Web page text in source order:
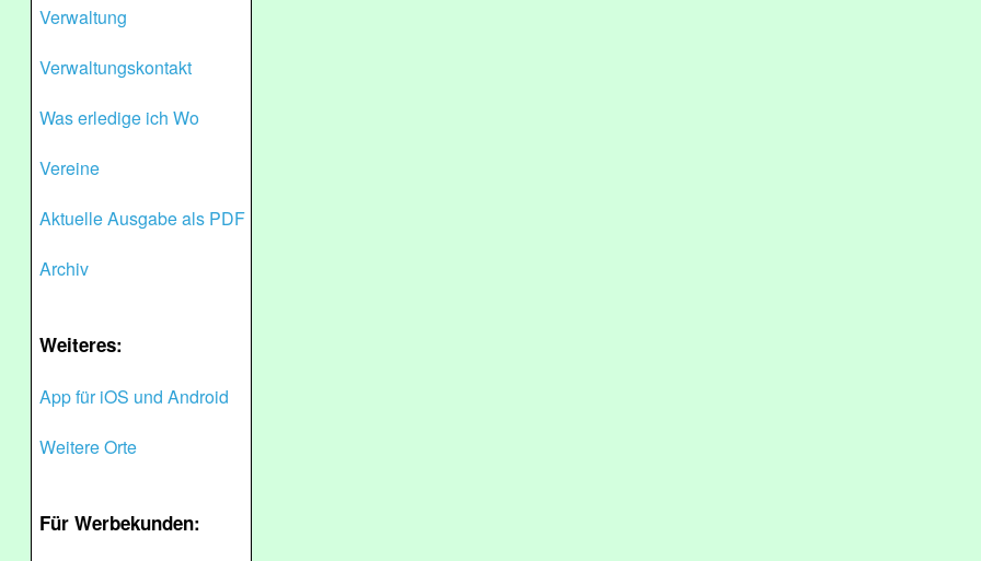
Verwaltung
Verwaltungskontakt
Was erledige ich Wo
Vereine
Aktuelle Ausgabe als PDF
Archiv
Weiteres:
App für iOS und Android
Weitere Orte
Für Werbekunden: